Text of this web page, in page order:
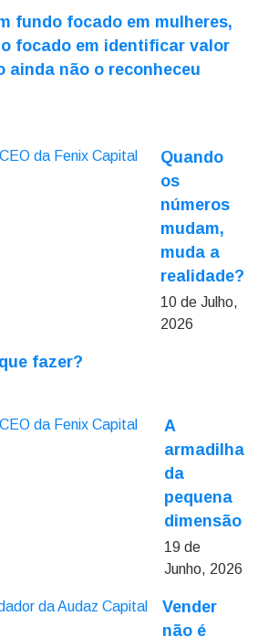
fundo focado em mulheres,
focado em identificar valor
ainda não o reconheceu
Quando
os
números
mudam,
muda a
realidade?
10 de Julho,
2026
fazer?
A
armadilha
da
pequena
dimensão
19 de
Junho, 2026
Vender
não é